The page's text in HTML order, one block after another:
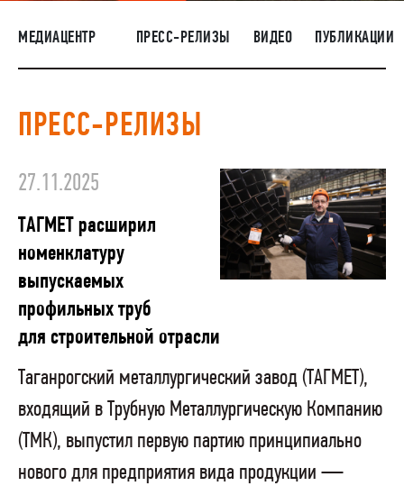
НАШИ ЛЮДИ
ОКРУЖАЮЩАЯ СРЕДА
ЗАКУПКИ
МЕДИАЦЕНТР ПРЕСС-РЕЛИЗЫ ВИДЕО ПУБЛИКАЦИИ
ПРЕСС-РЕЛИЗЫ
27.11.2025
ТАГМЕТ расширил
номенклатуру
выпускаемых
профильных труб
для строительной отрасли
Таганрогский металлургический завод (ТАГМЕТ),
входящий в Трубную Металлургическую Компанию
(ТМК), выпустил первую партию принципиально
нового для предприятия вида продукции —